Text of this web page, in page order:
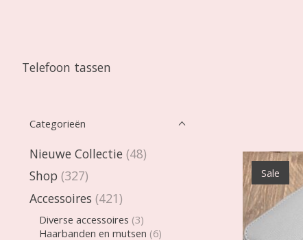
Telefoon tassen
Categorieën
Nieuwe Collectie (48)
Shop (327)
Accessoires (421)
Diverse accessoires (3)
Haarbanden en mutsen (6)
Sale